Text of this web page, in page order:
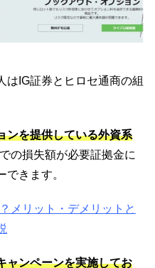
はIG証券とヒロセ通商の組
ンを提供している外資系
の損失額が必要証拠金に
きます。
メリット・デメリットと
ャンペーンを実施してお